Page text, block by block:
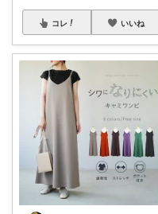
コレ いいね